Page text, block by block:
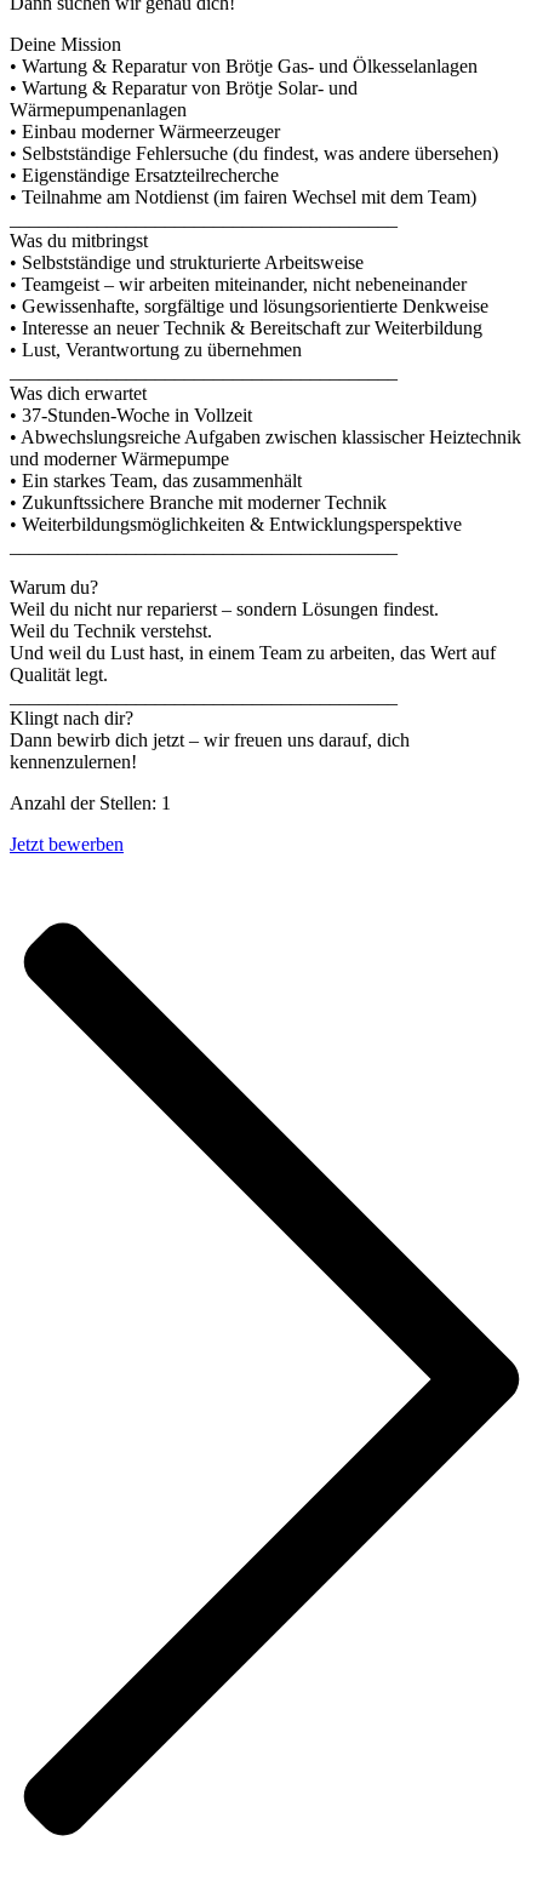
Deine Mission
• Wartung & Reparatur von Brötje Gas- und Ölkesselanlagen
• Wartung & Reparatur von Brötje Solar- und
Wärmepumpenanlagen
• Einbau moderner Wärmeerzeuger
• Selbstständige Fehlersuche (du findest, was andere übersehen)
• Eigenständige Ersatzteilrecherche
• Teilnahme am Notdienst (im fairen Wechsel mit dem Team)
Was du mitbringst
• Selbstständige und strukturierte Arbeitsweise
• Teamgeist – wir arbeiten miteinander, nicht nebeneinander
• Gewissenhafte, sorgfältige und lösungsorientierte Denkweise
• Interesse an neuer Technik & Bereitschaft zur Weiterbildung
• Lust, Verantwortung zu übernehmen
Was dich erwartet
• 37-Stunden-Woche in Vollzeit
• Abwechslungsreiche Aufgaben zwischen klassischer Heiztechnik
und moderner Wärmepumpe
• Ein starkes Team, das zusammenhält
• Zukunftssichere Branche mit moderner Technik
• Weiterbildungsmöglichkeiten & Entwicklungsperspektive
Warum du?
Weil du nicht nur reparierst – sondern Lösungen findest.
Weil du Technik verstehst.
Und weil du Lust hast, in einem Team zu arbeiten, das Wert auf
Qualität legt.
Klingt nach dir?
Dann bewirb dich jetzt – wir freuen uns darauf, dich
kennenzulernen!
Anzahl der Stellen: 1
Jetzt bewerben